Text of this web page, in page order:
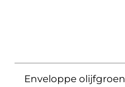
Enveloppe olijfgroen